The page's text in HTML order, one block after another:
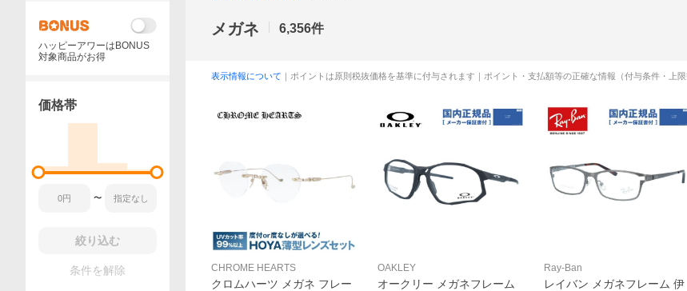
メガネ 6,356件
表示情報について ｜ポイントは原則税抜価格を基準に付与されます｜ポイント・支払額等の正確な情報（付与条件・上
CHROME HEARTS
クロムハーツ メガネ フレー
OAKLEY
オークリー メガネフレーム
Ray-Ban
レイバン メガネフレーム 伊
ハッピーアワーはBONUS
対象商品がお得
価格帯
〜
絞り込む
条件を解除